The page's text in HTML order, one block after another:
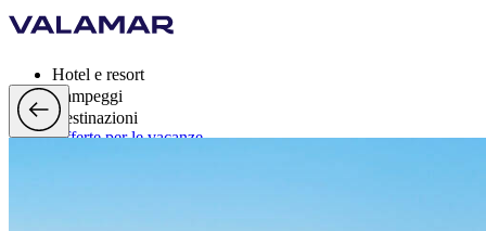
Hotel e resort
Campeggi
Destinazioni
Offerte per le vacanze